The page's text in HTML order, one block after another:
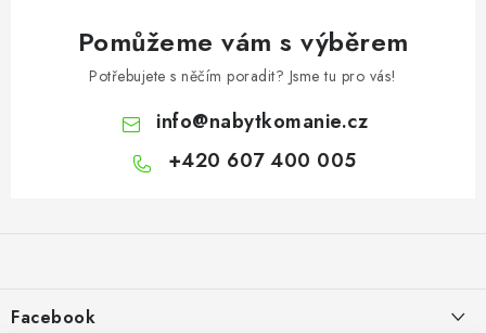
Pomůžeme vám s výběrem
Potřebujete s něčím poradit? Jsme tu pro vás!
info@nabytkomanie.cz
+420 607 400 005
aFacebook